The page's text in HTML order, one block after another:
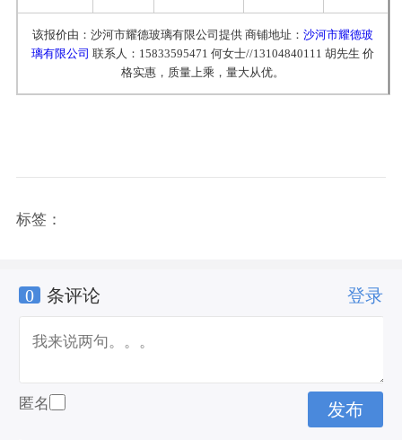
该报价由：沙河市耀德玻璃有限公司提供 商铺地址： 沙河市耀德玻
璃有限公司 联系人：15833595471 何女士//13104840111 胡先生 价
格实惠，质量上乘，量大从优。
标签：
0 条评论 登录
匿名